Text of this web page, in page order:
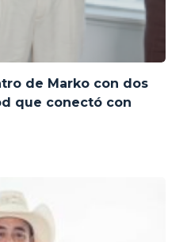
de Marko con dos
que conectó con